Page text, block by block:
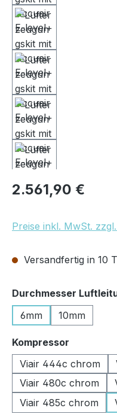
Regulärer Preis:
2.561,90 €
Preise inkl. MwSt.
Versandfertig in 10
Durchmesser
6mm
10mm
Kompressor
Viair 444c chrom
Viair 480c chrom
Viair 485c chrom